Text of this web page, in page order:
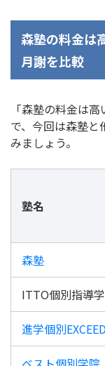
森塾の料金は
月謝を比較
「森塾の料金は
で、今回は森塾と
みましょう。
塾名
森塾
ITTO個別指導
進学個別